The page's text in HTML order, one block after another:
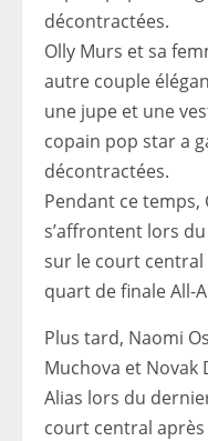
Olly Murs et sa
autre couple
une jupe et une
copain pop star a
décontractées.
Pendant ce temps,
s’affrontent lors
sur le court
quart de finale All-
Plus tard, Naomi
Muchova et Novak
Alias ​​​​​​lors du
court central après